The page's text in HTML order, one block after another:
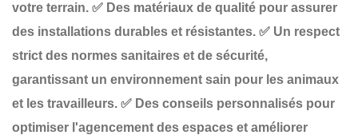
votre terrain. ✅ Des matériaux de qualité pour assurer
des installations durables et résistantes. ✅ Un respect
strict des normes sanitaires et de sécurité,
garantissant un environnement sain pour les animaux
et les travailleurs. ✅ Des conseils personnalisés pour
optimiser l'agencement des espaces et améliorer